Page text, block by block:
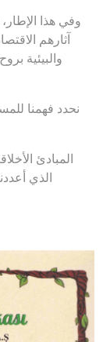
وفي هذا
والبيئية
نحدد فهمنا
المبادئ